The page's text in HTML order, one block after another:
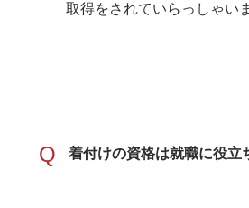
取得をされていらっしゃい
Q 着付けの資格は就職に役立